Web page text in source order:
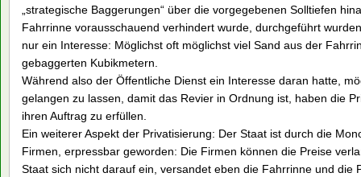
„strategische Baggerungen“ über die vorgegebenen Solltiefen
Fahrrinne vorausschauend verhindert wurde, durchgeführt
nur ein Interesse: Möglichst oft möglichst viel Sand aus der
gebaggerten Kubikmetern.
Während also der Öffentliche Dienst ein Interesse daran hatte,
gelangen zu lassen, damit das Revier in Ordnung ist, haben die
ihren Auftrag zu erfüllen.
Ein weiterer Aspekt der Privatisierung: Der Staat ist durch die
Firmen, erpressbar geworden: Die Firmen können die Preise
Staat sich nicht darauf ein, versandet eben die Fahrrinne und die